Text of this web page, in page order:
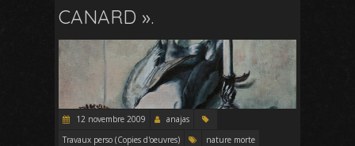
CANARD ».
12 novembre 2009
anajas
Travaux perso (Copies d'oeuvres)
nature morte